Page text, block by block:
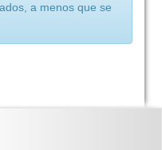
a menos que se